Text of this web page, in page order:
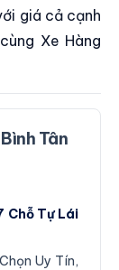
giá cả cạnh
Xe Hàng
Tân
Chỗ Tự Lái
Uy Tín,